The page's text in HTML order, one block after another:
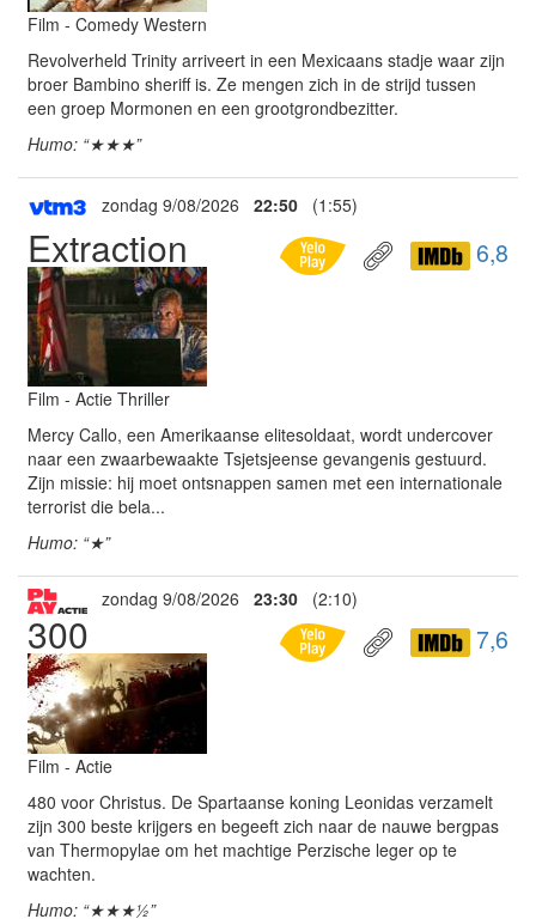
Film - Comedy Western
Revolverheld Trinity arriveert in een Mexicaans stadje waar zijn
broer Bambino sheriff is. Ze mengen zich in de strijd tussen
een groep Mormonen en een grootgrondbezitter.
Humo: “★★★”
zondag 9/08/2026 22:50 (1:55)
Extraction 6,8
Film - Actie Thriller
Mercy Callo, een Amerikaanse elitesoldaat, wordt undercover
naar een zwaarbewaakte Tsjetsjeense gevangenis gestuurd.
Zijn missie: hij moet ontsnappen samen met een internationale
terrorist die bela...
Humo: “★”
zondag 9/08/2026 23:30 (2:10)
300 7,6
Film - Actie
480 voor Christus. De Spartaanse koning Leonidas verzamelt
zijn 300 beste krijgers en begeeft zich naar de nauwe bergpas
van Thermopylae om het machtige Perzische leger op te
wachten.
Humo: “★★★½”